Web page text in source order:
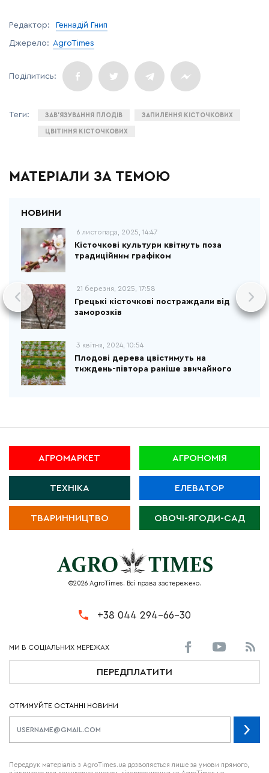
Редактор: Геннадій Гнип
Джерело: AgroTimes
ЗАВ'ЯЗУВАННЯ ПЛОДІВ ЗАПИЛЕННЯ КІСТОЧКОВИХ
ЦВІТІННЯ КІСТОЧКОВИХ
МАТЕРІАЛИ ЗА ТЕМОЮ
6 листопада, 2025, 14:47
Кісточкові культури квітнуть поза
традиційним графіком
21 березня, 2025, 17:58
Грецькі кісточкові постраждали від
заморозків
3 квітня, 2024, 10:54
Плодові дерева цвістимуть на
тиждень-півтора раніше звичайного
АГРОМАРКЕТ АГРОНОМІЯ
ТЕХНІКА ЕЛЕВАТОР
ТВАРИННИЦТВО ОВОЧІ-ЯГОДИ-САД
©2026 AgroTimes. Всі права застережено.
+38 044 294-66-30
ПЕРЕДПЛАТИТИ
ОТРИМУЙТЕ ОСТАННІ НОВИНИ
Передрук матеріалів з AgroTimes.ua дозволяється лише за умови прямого,